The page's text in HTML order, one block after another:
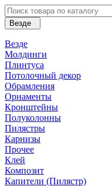
Везде
Везде
Молдинги
Плинтуса
Потолочный декор
Обрамления
Орнаменты
Кронштейны
Полуколонны
Пилястры
Карнизы
Прочее
Клей
Композит
Капители (Пилястр)